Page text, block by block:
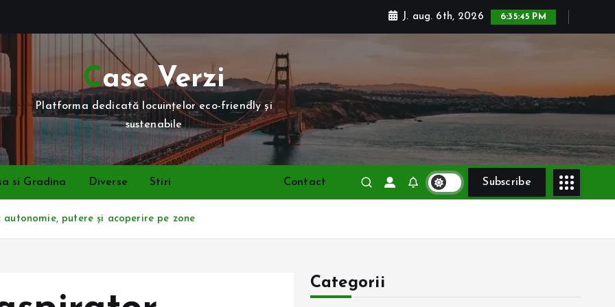
J. aug. 6th, 2026 6:35:46 PM
Case Verzi
Platforma dedicată locuințelor eco-friendly și
sustenabile
si Gradina Diverse Stiri Contact Subscribe
putere și acoperire pe zone
Categorii